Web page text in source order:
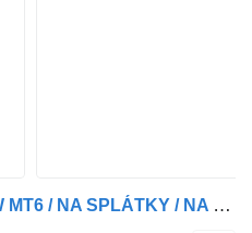
Ford Galaxy 1.8 TDCi 92kW MT6 / NA SPLÁTKY / NA PROTIÚČET